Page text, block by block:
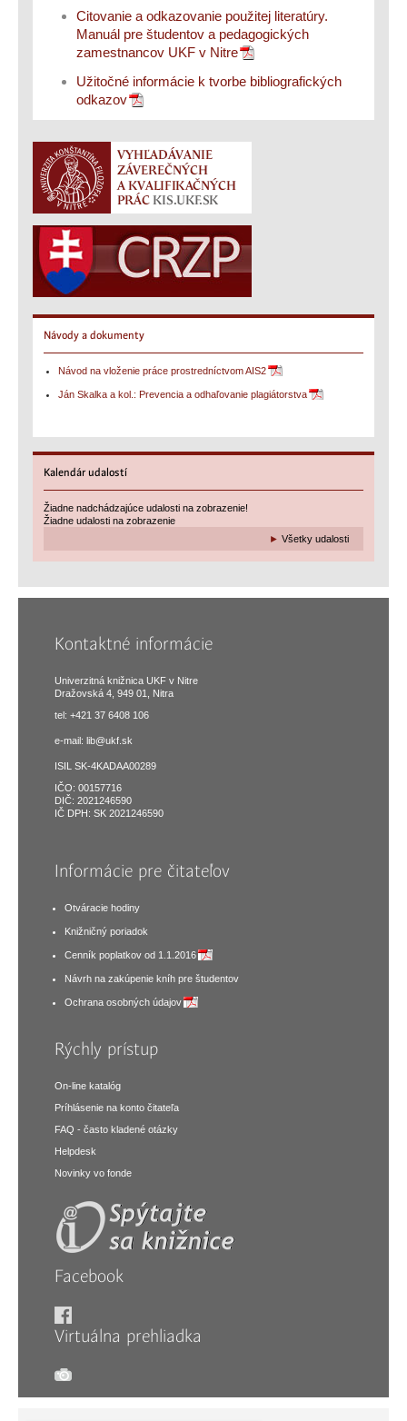
Citovanie a odkazovanie použitej literatúry.
Manuál pre študentov a pedagogických
zamestnancov UKF v Nitre
Užitočné informácie k tvorbe bibliografických
odkazov
Návody a dokumenty
Návod na vloženie práce prostredníctvom AIS2
Ján Skalka a kol.: Prevencia a odhaľovanie plagiátorstva
Kalendárudalostí
Žiadne nadchádzajúce udalosti na zobrazenie!
Žiadne udalosti na zobrazenie
► Všetky udalosti
Kontaktné informácie
Univerzitná knižnica UKF v Nitre
Dražovská 4, 949 01, Nitra
tel: +421 37 6408 106
e-mail: lib@ukf.sk
ISIL SK-4KADAA00289
IČO: 00157716
DIČ: 2021246590
IČ DPH: SK 2021246590
Informácie pre čitateľov
Otváracie hodiny
Knižničný poriadok
Cenník poplatkov od 1.1.2016
Návrh na zakúpenie kníh pre študentov
Ochrana osobných údajov
Rýchly prístup
On-line katalóg
Príhlásenie na konto čitateľa
FAQ - často kladené otázky
Helpdesk
Novinky vo fonde
Facebook
Virtuálna prehliadka